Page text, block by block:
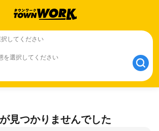
してください
を選択してください
見つかりませんでした